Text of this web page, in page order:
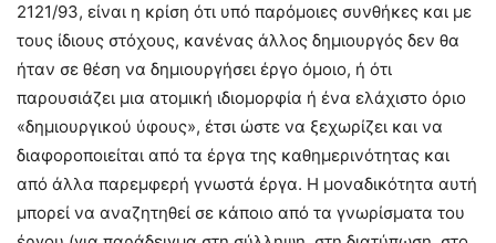
2121/93, είναι η κρίση ότι υπό παρόμοιες συνθήκες και με
τους ίδιους στόχους, κανένας άλλος δημιουργός δεν θα
ήταν σε θέση να δημιουργήσει έργο όμοιο, ή ότι
παρουσιάζει μια ατομική ιδιομορφία ή ένα ελάχιστο όριο
«δημιουργικού ύφους», έτσι ώστε να ξεχωρίζει και να
διαφοροποιείται από τα έργα της καθημερινότητας και
από άλλα παρεμφερή γνωστά έργα. Η μοναδικότητα αυτή
μπορεί να αναζητηθεί σε κάποιο από τα γνωρίσματα του